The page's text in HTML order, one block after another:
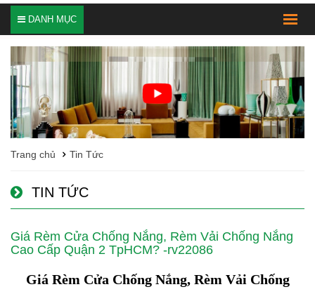
DANH MỤC
Trang chủ Tin Tức
TIN TỨC
Giá Rèm Cửa Chống Nắng, Rèm Vải Chống Nắng
Cao Cấp Quận 2 TpHCM? -rv22086
Giá Rèm Cửa Chống Nắng, Rèm Vải Chống